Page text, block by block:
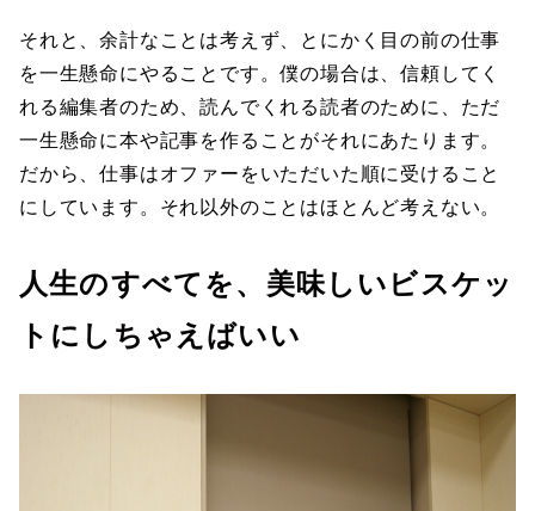
それと、余計なことは考えず、とにかく目の前の仕事
を一生懸命にやることです。僕の場合は、信頼してく
れる編集者のため、読んでくれる読者のために、ただ
一生懸命に本や記事を作ることがそれにあたります。
だから、仕事はオファーをいただいた順に受けること
にしています。それ以外のことはほとんど考えない。
人生のすべてを、美味しいビスケッ
トにしちゃえばいい